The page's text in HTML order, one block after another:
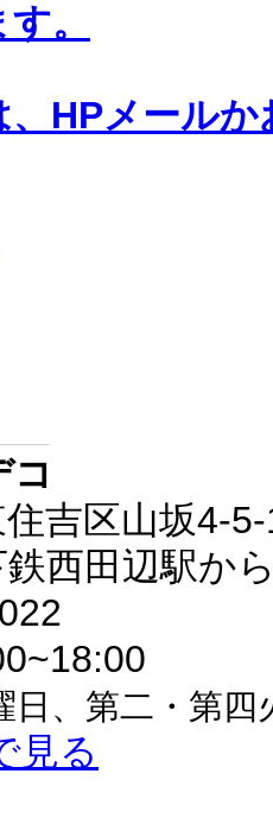
。
HPメール
コ
吉区山坂4-
西田辺駅か
日、第二・第四
見る